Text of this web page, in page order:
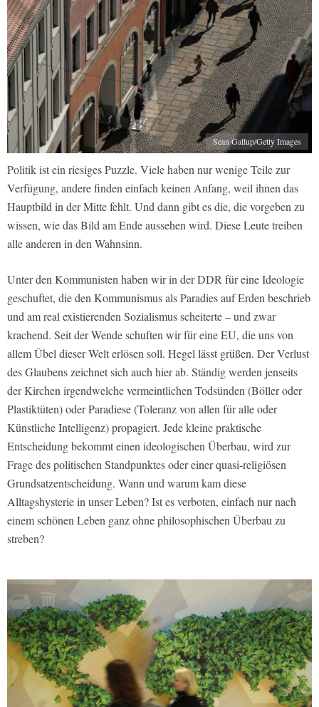
Sean Gallup/Getty Images
Politik ist ein riesiges Puzzle. Viele haben nur wenige Teile zur
Verfügung, andere finden einfach keinen Anfang, weil ihnen das
Hauptbild in der Mitte fehlt. Und dann gibt es die, die vorgeben zu
wissen, wie das Bild am Ende aussehen wird. Diese Leute treiben
alle anderen in den Wahnsinn.
Unter den Kommunisten haben wir in der DDR für eine Ideologie
geschuftet, die den Kommunismus als Paradies auf Erden beschrieb
und am real existierenden Sozialismus scheiterte – und zwar
krachend. Seit der Wende schuften wir für eine EU, die uns von
allem Übel dieser Welt erlösen soll. Hegel lässt grüßen. Der Verlust
des Glaubens zeichnet sich auch hier ab. Ständig werden jenseits
der Kirchen irgendwelche vermeintlichen Todsünden (Böller oder
Plastiktüten) oder Paradiese (Toleranz von allen für alle oder
Künstliche Intelligenz) propagiert. Jede kleine praktische
Entscheidung bekommt einen ideologischen Überbau, wird zur
Frage des politischen Standpunktes oder einer quasi-religiösen
Grundsatzentscheidung. Wann und warum kam diese
Alltagshysterie in unser Leben? Ist es verboten, einfach nur nach
einem schönen Leben ganz ohne philosophischen Überbau zu
streben?